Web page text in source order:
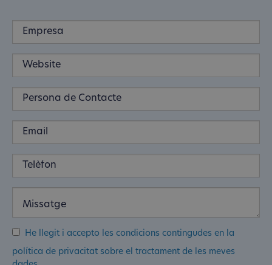
He llegit i accepto les condicions contingudes en la
política de privacitat sobre el tractament de les meves